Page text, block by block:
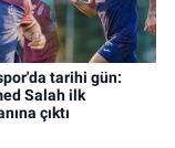
tarihi gün:
Salah ilk
çıktı